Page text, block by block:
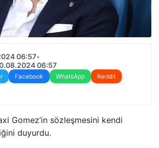
06:57•
06:57
Facebook WhatsApp
Reddit
Gomez’in sözleşmesini kendi
duyurdu.